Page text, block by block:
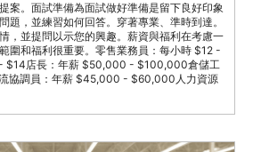
案。面試準備為面試做好準備是留下良好印象
題，並練習如何回答。穿著專業、準時到達。
，並提問以示您的興趣。薪資與福利在考慮一
圍和福利很重要。零售業務員：每小時 $12 -
$14店長：年薪 $50,000 - $100,000倉儲工
協調員：年薪 $45,000 - $60,000人力資源